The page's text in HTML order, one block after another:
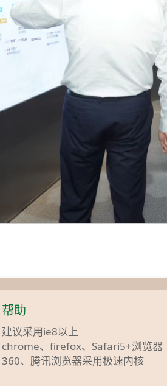
帮助
建议采用ie8以上
chrome、firefox、Safari5+浏览器
360、腾讯浏览器采用极速内核